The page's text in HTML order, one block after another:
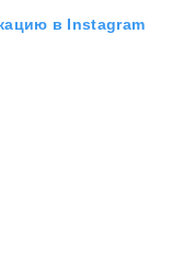
в Instagram